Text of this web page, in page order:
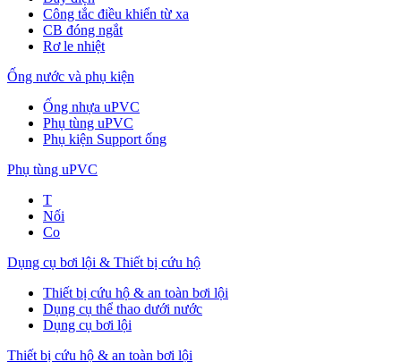
Công tắc điều khiển từ xa
CB đóng ngắt
Rơ le nhiệt
Ống nước và phụ kiện
Ống nhựa uPVC
Phụ tùng uPVC
Phụ kiện Support ống
Phụ tùng uPVC
T
Nối
Co
Dụng cụ bơi lội & Thiết bị cứu hộ
Thiết bị cứu hộ & an toàn bơi lội
Dụng cụ thể thao dưới nước
Dụng cụ bơi lội
Thiết bị cứu hộ & an toàn bơi lội